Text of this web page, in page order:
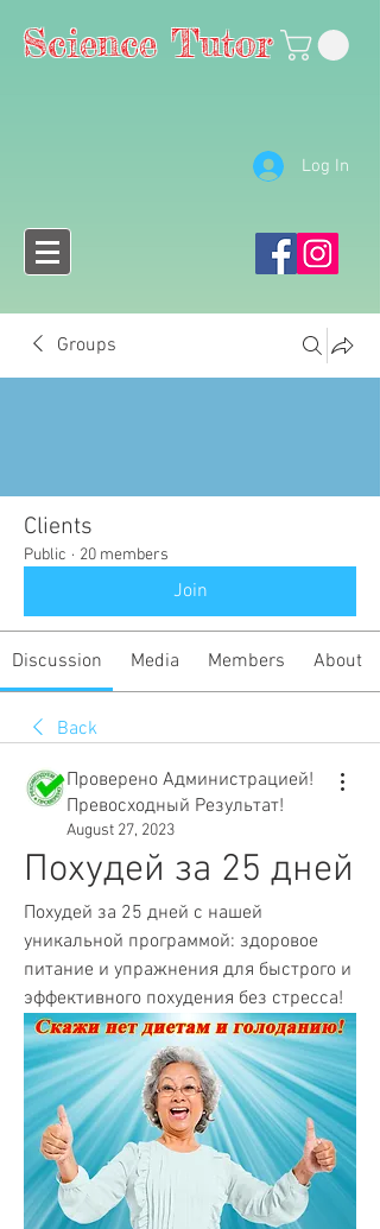
Science Tutor
Log In
Groups
Clients
Public · 20 members
Join
Discussion Media Members About
Back
Проверено Администрацией!
Превосходный Результат!
August 27, 2023
Похудей за 25 дней
Похудей за 25 дней с нашей
уникальной программой: здоровое
питание и упражнения для быстрого и
эффективного похудения без стресса!